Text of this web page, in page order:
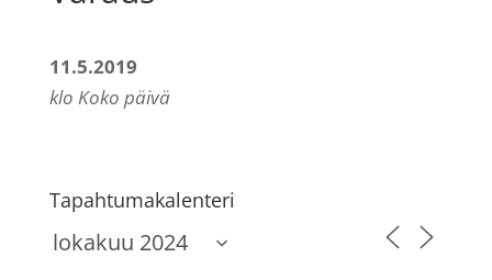
11.5.2019
klo Koko päivä
Tapahtumakalenteri